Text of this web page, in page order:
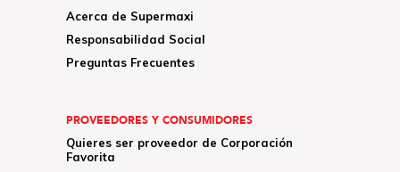
Acerca de Supermaxi
Responsabilidad Social
Preguntas Frecuentes
PROVEEDORES Y CONSUMIDORES
Quieres ser proveedor de Corporación
Favorita